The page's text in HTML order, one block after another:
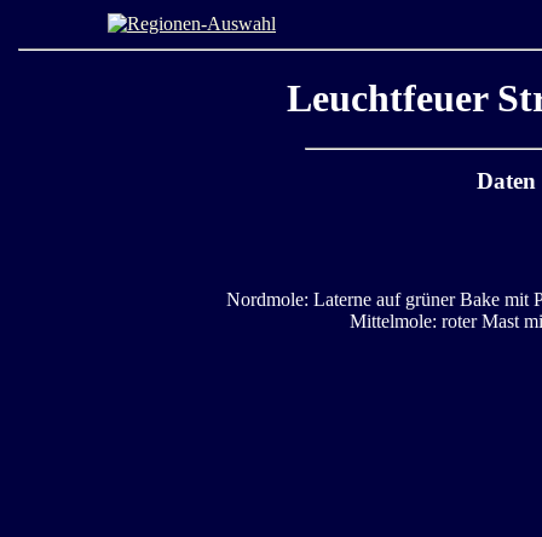
Leuchtfeuer
Daten
Nordmole: Laterne auf grüner Bake mit
Mittelmole: roter Mast